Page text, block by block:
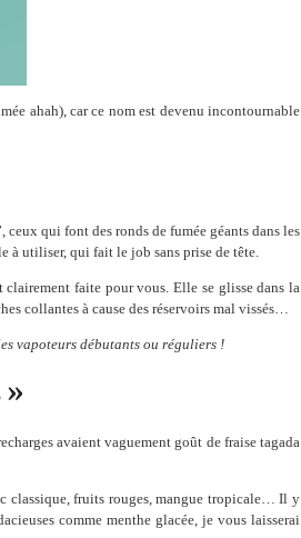
ahah), car ce nom est devenu incontournable
ceux qui font des ronds de fumée géants dans les
à utiliser, qui fait le job sans prise de tête.
faite pour vous. Elle se glisse dans la
collantes à cause des réservoirs mal vissés…
vapoteurs débutants ou réguliers !
»
avaient vaguement goût de fraise tagada
classique, fruits rouges, mangue tropicale… Il y
comme menthe glacée, je vous laisserai